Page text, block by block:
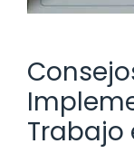
Trabajo